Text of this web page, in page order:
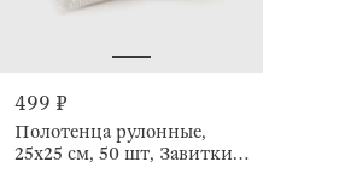
499 ₽
Полотенца рулонные,
25х25 см, 50 шт, Завитки,